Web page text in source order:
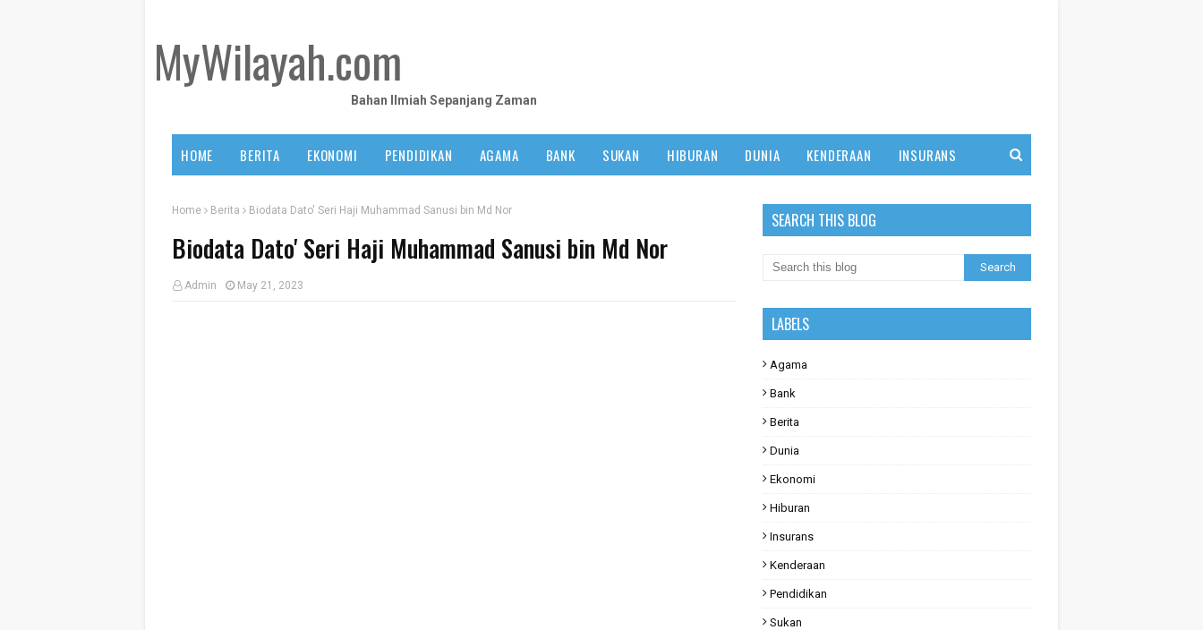
MyWilayah.com
Bahan Ilmiah Sepanjang Zaman
HOME BERITA EKONOMI PENDIDIKAN AGAMA BANK SUKAN HIBURAN DUNIA KENDERAAN INSURANS
Home Berita Biodata Dato' Seri Haji Muhammad Sanusi bin Md Nor
Biodata Dato' Seri Haji Muhammad Sanusi bin Md Nor
Admin May 21, 2023
SEARCH THIS BLOG
LABELS
Agama
Bank
Berita
Dunia
Ekonomi
Hiburan
Insurans
Kenderaan
Pendidikan
Sukan